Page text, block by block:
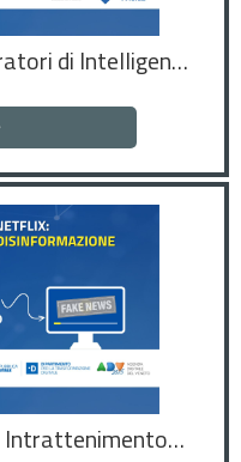
DigitalMEET 2025: laboratori di Intelligenza Artificiale
Dalla radio a Netflix: tra Intrattenimento e Disinformazione